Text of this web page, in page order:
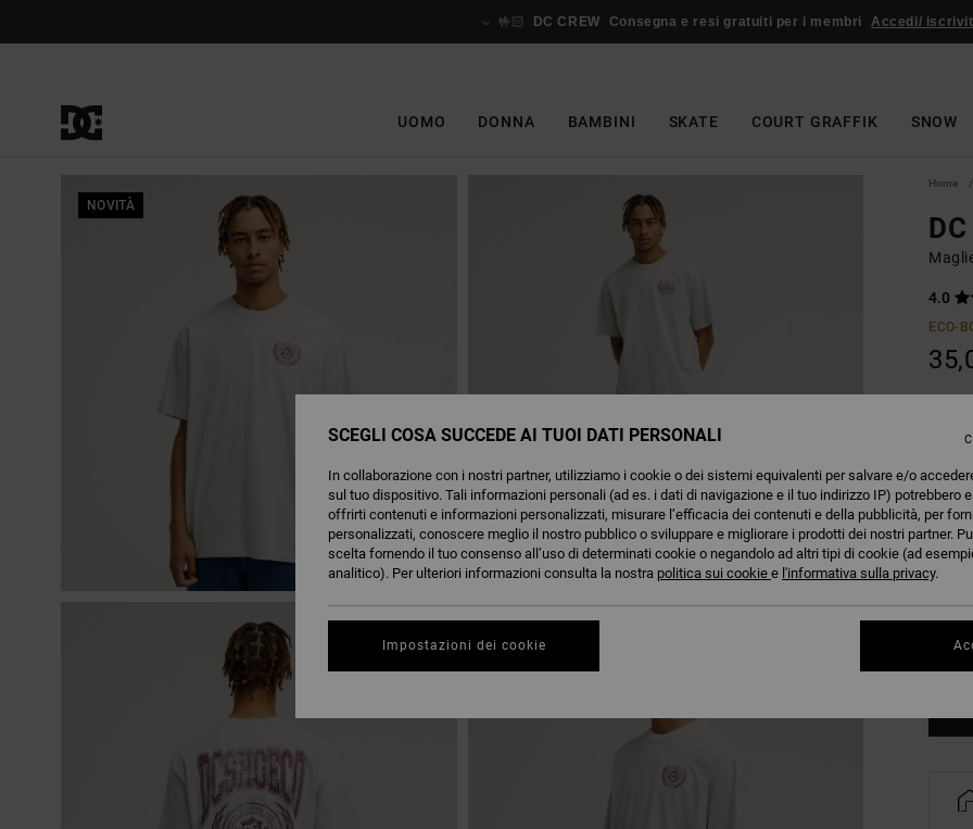
🤟🏻 DC CREW Consegna e resi gratuiti per i membri Accedi/
UOMO DONNA BAMBINI SKATE COURT GRAFFIK SNOW
NOVITÀ
Home
4.0
ECO-
Colori
SCEGLI COSA SUCCEDE AI TUOI DATI PERSONALI
In collaborazione con i nostri partner, utilizziamo i cookie o dei sistemi equivalenti per salvare e/o
sul tuo dispositivo. Tali informazioni personali (ad es. i dati di navigazione e il tuo indirizzo IP) potrebbero
offrirti contenuti e informazioni personalizzati, misurare l’efficacia dei contenuti e della pubblicità, per
personalizzati, conoscere meglio il nostro pubblico o sviluppare e migliorare i prodotti dei nostri partner.
scelta fornendo il tuo consenso all’uso di determinati cookie o negandolo ad altri tipi di cookie (ad
analitico). Per ulteriori informazioni consulta la nostra politica sui cookie e l'informativa sulla privacy.
Impostazioni dei cookie